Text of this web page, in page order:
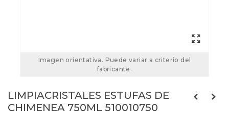
Imagen orientativa. Puede variar a criterio del
fabricante.
LIMPIACRISTALES ESTUFAS DE
CHIMENEA 750ML 510010750